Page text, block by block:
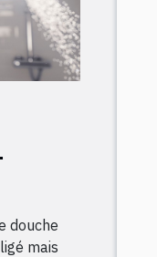
douche
mais